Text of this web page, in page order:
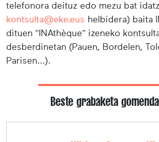
telefonora deituz edo mezu bat
kontsulta@eke.eus helbidera) baita
dituen "INAthèque" izeneko
desberdinetan (Pauen, Bordelen,
Parisen...).
Beste grabaketa